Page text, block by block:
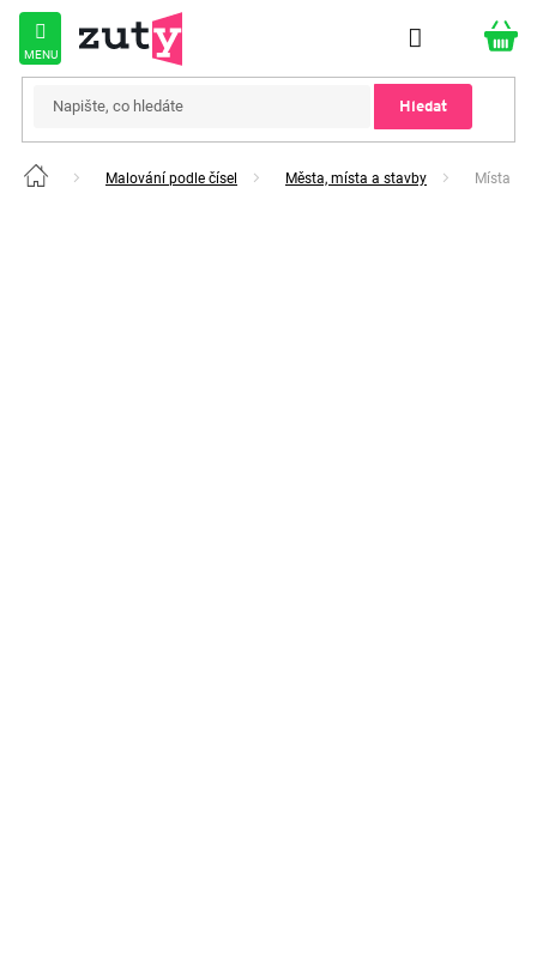
Přejít
obsah
Hledat
Domů Malování podle čísel Města, místa a stavby Místa